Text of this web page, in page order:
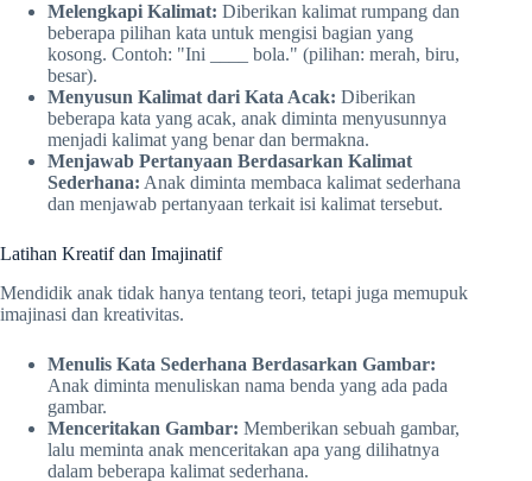
Melengkapi Kalimat: Diberikan kalimat rumpang dan
beberapa pilihan kata untuk mengisi bagian yang
kosong. Contoh: "Ini ____ bola." (pilihan: merah, biru,
besar).
Menyusun Kalimat dari Kata Acak: Diberikan
beberapa kata yang acak, anak diminta menyusunnya
menjadi kalimat yang benar dan bermakna.
Menjawab Pertanyaan Berdasarkan Kalimat
Sederhana: Anak diminta membaca kalimat sederhana
dan menjawab pertanyaan terkait isi kalimat tersebut.
Latihan Kreatif dan Imajinatif
Mendidik anak tidak hanya tentang teori, tetapi juga memupuk
imajinasi dan kreativitas.
Menulis Kata Sederhana Berdasarkan Gambar:
Anak diminta menuliskan nama benda yang ada pada
gambar.
Menceritakan Gambar: Memberikan sebuah gambar,
lalu meminta anak menceritakan apa yang dilihatnya
dalam beberapa kalimat sederhana.